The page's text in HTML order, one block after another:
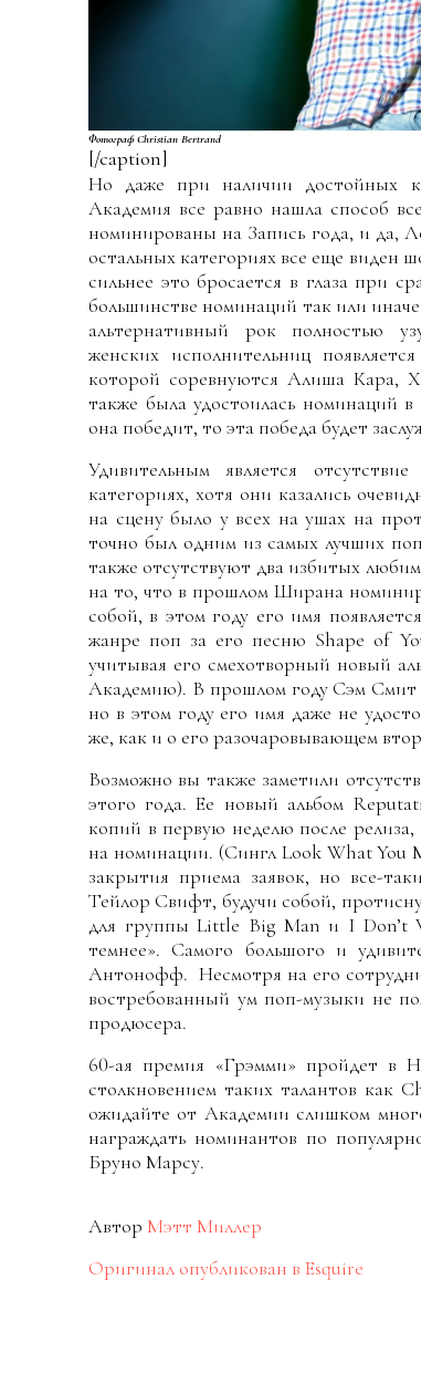
Фотограф Christian Bertrand
[/caption]
Но даже при наличии достойных
Академия все равно нашла способ
номинированы на Запись года, и да,
остальных категориях все еще
сильнее это бросается в глаза при
большинстве номинаций так или
альтернативный рок полностью
женских исполнительниц
которой соревнуются Алиша
также была удостоилась номинаций
она победит, то эта победа будет
Удивительным является
категориях, хотя они казались
на сцену было у всех на ушах на
точно был одним из самых лучших
также отсутствуют два избитых
на то, что в прошлом Ширана
собой, в этом году его имя
жанре поп за его песню Shape of
учитывая его смехотворный новый
Академию). В прошлом году Сэм
но в этом году его имя даже не
же, как и о его разочаровывающем
Возможно вы также заметили
этого года. Ее новый альбом
копий в первую неделю после
на номинации. (Сингл Look What You
закрытия приема заявок, но все-
Тейлор Свифт, будучи собой,
для группы Little Big Man и I Don’t
темнее». Самого большого и
Антонофф. Несмотря на его
востребованный ум поп-музыки не
продюсера.
60-ая премия «Грэмми» пройдет в
столкновением таких талантов
ожидайте от Академии слишком
награждать номинантов по
Бруно Марсу.
Автор Мэтт Миллер
Оригинал опубликован в Esquire